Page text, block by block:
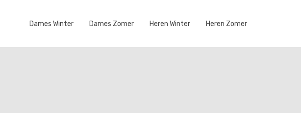
Dames Winter Dames Zomer Heren Winter Heren Zomer